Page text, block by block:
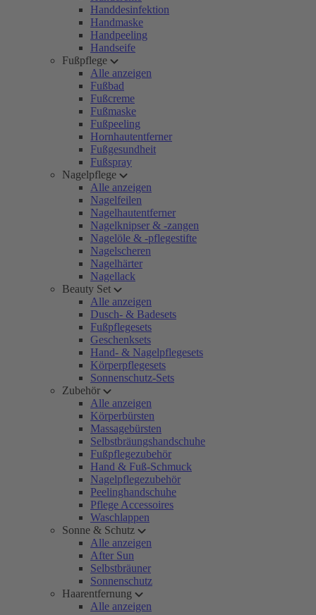
Handdesinfektion
Handmaske
Handpeeling
Handseife
Fußpflege
Alle anzeigen
Fußbad
Fußcreme
Fußmaske
Fußpeeling
Hornhautentferner
Fußgesundheit
Fußspray
Nagelpflege
Alle anzeigen
Nagelfeilen
Nagelhautentferner
Nagelknipser & -zangen
Nagelöle & -pflegestifte
Nagelscheren
Nagelhärter
Nagellack
Beauty Set
Alle anzeigen
Dusch- & Badesets
Fußpflegesets
Geschenksets
Hand- & Nagelpflegesets
Körperpflegesets
Sonnenschutz-Sets
Zubehör
Alle anzeigen
Körperbürsten
Massagebürsten
Selbstbräungshandschuhe
Fußpflegezubehör
Hand & Fuß-Schmuck
Nagelpflegezubehör
Peelinghandschuhe
Pflege Accessoires
Waschlappen
Sonne & Schutz
Alle anzeigen
After Sun
Selbstbräuner
Sonnenschutz
Haarentfernung
Alle anzeigen